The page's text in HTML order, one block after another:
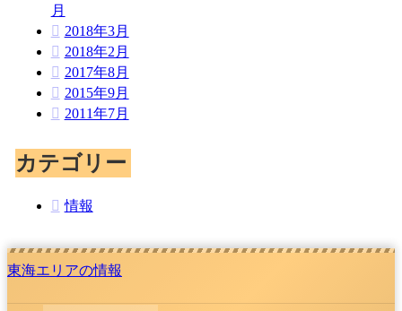
月
2018年3月
2018年2月
2017年8月
2015年9月
2011年7月
カテゴリー
情報
東海エリアの情報